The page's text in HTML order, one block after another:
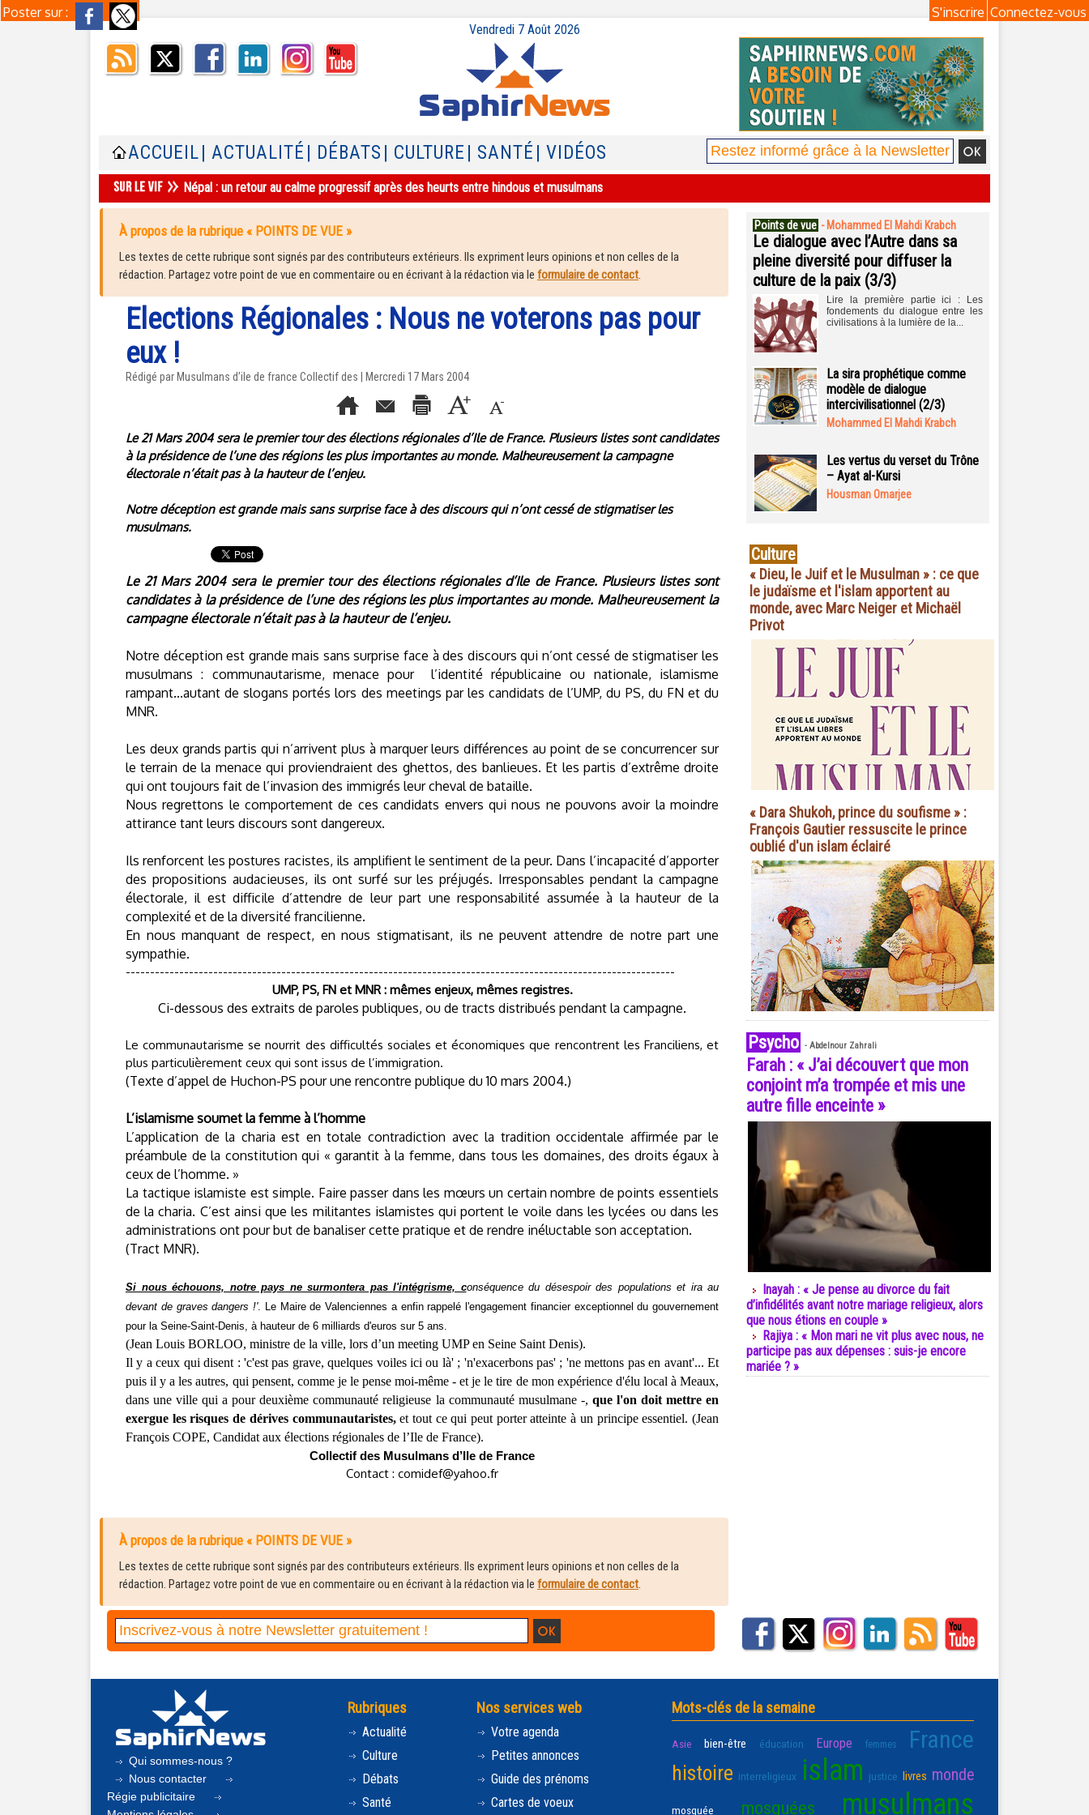
Poster sur : Connectez-vous
S'inscrire
Vendredi 7 Août 2026
ACCUEIL | ACTUALITÉ | DÉBATS | CULTURE | SANTÉ | VIDÉOS
Népal : un retour au calme progressif après des heurts entre hindous et musulmans
À propos de la rubrique « POINTS DE VUE »
Les textes de cette rubrique sont signés par des contributeurs extérieurs. Ils expriment leurs opinions et non celles de la
rédaction. Partagez votre point de vue en commentaire ou en écrivant à la rédaction via le formulaire de contact.
Elections Régionales : Nous ne voterons pas pour
eux !
Rédigé par Musulmans d’ile de france Collectif des | Mercredi 17 Mars 2004
Le 21 Mars 2004 sera le premier tour des élections régionales d’Ile de France. Plusieurs listes sont candidates
à la présidence de l’une des régions les plus importantes au monde. Malheureusement la campagne
électorale n’était pas à la hauteur de l’enjeu.
Notre déception est grande mais sans surprise face à des discours qui n’ont cessé de stigmatiser les
musulmans.
Le 21 Mars 2004 sera le premier tour des élections régionales d’Ile de France. Plusieurs listes sont
candidates à la présidence de l’une des régions les plus importantes au monde. Malheureusement la
campagne électorale n’était pas à la hauteur de l’enjeu.
Notre déception est grande mais sans surprise face à des discours qui n’ont cessé de stigmatiser les
musulmans : communautarisme, menace pour
l’identité républicaine ou nationale, islamisme
rampant...autant de slogans portés lors des meetings par les candidats de l’UMP, du PS, du FN et du
MNR.
Les deux grands partis qui n’arrivent plus à marquer leurs différences au point de se concurrencer sur
le terrain de la menace qui proviendraient des ghettos, des banlieues. Et les partis d’extrême droite
qui ont toujours fait de l’invasion des immigrés leur cheval de bataille.
Nous regrettons le comportement de ces candidats envers qui nous ne pouvons avoir la moindre
attirance tant leurs discours sont dangereux.
Ils renforcent les postures racistes, ils amplifient le sentiment de la peur. Dans l’incapacité d’apporter
des propositions audacieuses, ils ont surfé sur les préjugés. Irresponsables pendant la campagne
électorale, il est difficile d’attendre de leur part une responsabilité assumée à la hauteur de la
complexité et de la diversité francilienne.
En nous manquant de respect, en nous stigmatisant, ils ne peuvent attendre de notre part une
sympathie.
-----------------------------------------------------------------------------------------------------------------
UMP, PS, FN et MNR : mêmes enjeux, mêmes registres.
Ci-dessous des extraits de paroles publiques, ou de tracts distribués pendant la campagne.
Le communautarisme se nourrit des difficultés sociales et économiques que rencontrent les Franciliens, et
plus particulièrement ceux qui sont issus de l’immigration.
(Texte d’appel de Huchon-PS pour une rencontre publique du 10 mars 2004.)
L’islamisme soumet la femme à l’homme
L’application de la charia est en totale contradiction avec la tradition occidentale affirmée par le
préambule de la constitution qui « garantit à la femme, dans tous les domaines, des droits égaux à
ceux de l’homme. »
La tactique islamiste est simple. Faire passer dans les mœurs un certain nombre de points essentiels
de la charia. C’est ainsi que les militantes islamistes qui portent le voile dans les lycées ou dans les
administrations ont pour but de banaliser cette pratique et de rendre inéluctable son acceptation.
(Tract MNR).
Si nous échouons, notre pays ne surmontera pas l'intégrisme, conséquence du désespoir des populations et ira au
devant de graves dangers !'. Le Maire de Valenciennes a enfin rappelé l'engagement financier exceptionnel du gouvernement
pour la Seine-Saint-Denis, à hauteur de 6 milliards d'euros sur 5 ans.
(Jean Louis BORLOO, ministre de la ville, lors d’un meeting UMP en Seine Saint Denis).
Il y a ceux qui disent : 'c'est pas grave, quelques voiles ici ou là' ; 'n'exacerbons pas' ; 'ne mettons pas en avant'... Et
puis il y a les autres, qui pensent, comme je le pense moi-même - et je le tire de mon expérience d'élu local à Meaux,
dans une ville qui a pour deuxième communauté religieuse la communauté musulmane -, que l'on doit mettre en
exergue les risques de dérives communautaristes,et tout ce qui peut porter atteinte à un principe essentiel. (Jean
François COPE, Candidat aux élections régionales de l’Ile de France).
Collectif des Musulmans d’Ile de France
Contact : comidef@yahoo.fr
À propos de la rubrique « POINTS DE VUE »
Les textes de cette rubrique sont signés par des contributeurs extérieurs. Ils expriment leurs opinions et non celles de la
rédaction. Partagez votre point de vue en commentaire ou en écrivant à la rédaction via le formulaire de contact.
Points de vue - Mohammed El Mahdi Krabch
Le dialogue avec l’Autre dans sa
pleine diversité pour diffuser la
culture de la paix (3/3)
Lire la première partie ici : Les
fondements du dialogue entre les
civilisations à la lumière de la...
La sira prophétique comme
modèle de dialogue
intercivilisationnel (2/3)
Mohammed El Mahdi Krabch
Les vertus du verset du Trône
– Ayat al-Kursi
Housman Omarjee
Culture
« Dieu, le Juif et le Musulman » : ce que
le judaïsme et l'islam apportent au
monde, avec Marc Neiger et Michaël
Privot
« Dara Shukoh, prince du soufisme » :
François Gautier ressuscite le prince
oublié d'un islam éclairé
Psycho - Abdelnour Zahrali
Farah : « J’ai découvert que mon
conjoint m’a trompée et mis une
autre fille enceinte »
Inayah : « Je pense au divorce du fait
d’infidélités avant notre mariage religieux, alors
que nous étions en couple »
Rajiya : « Mon mari ne vit plus avec nous, ne
participe pas aux dépenses : suis-je encore
mariée ? »
Qui sommes-nous ?
Nous contacter
Régie publicitaire
Rubriques
Actualité
Culture
Débats
Santé
Nos services web
Votre agenda
Petites annonces
Guide des prénoms
Cartes de voeux
Mots-clés de la semaine
Asie bien-être éducation Europe femmes France
histoire interreligieux islam justice livres monde
mosquée mosquées musulmans